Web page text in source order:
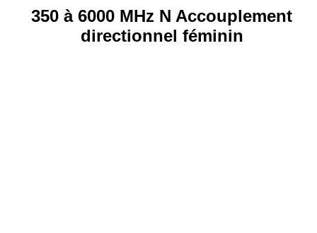
350 à 6000 MHz N Accouplement
directionnel féminin